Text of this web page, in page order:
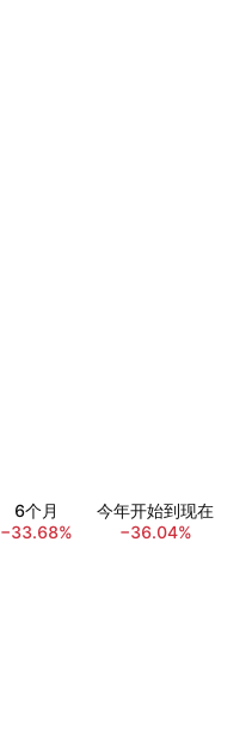
6个月
−33.68%
今年开始到现在
−36.04%